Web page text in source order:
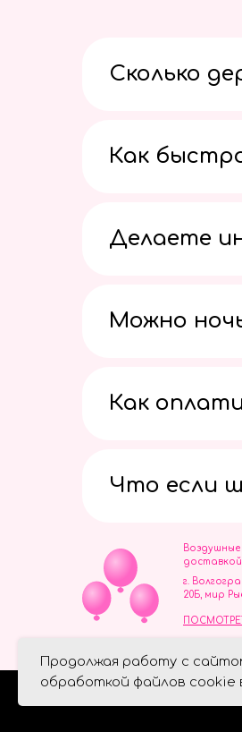
Продолжая работу с
обработкой файлов cookie
Сколько
Как
Делаете
Можно
Как
Что если
доставкой
г.
20Б, мир
ИНН 344110093739